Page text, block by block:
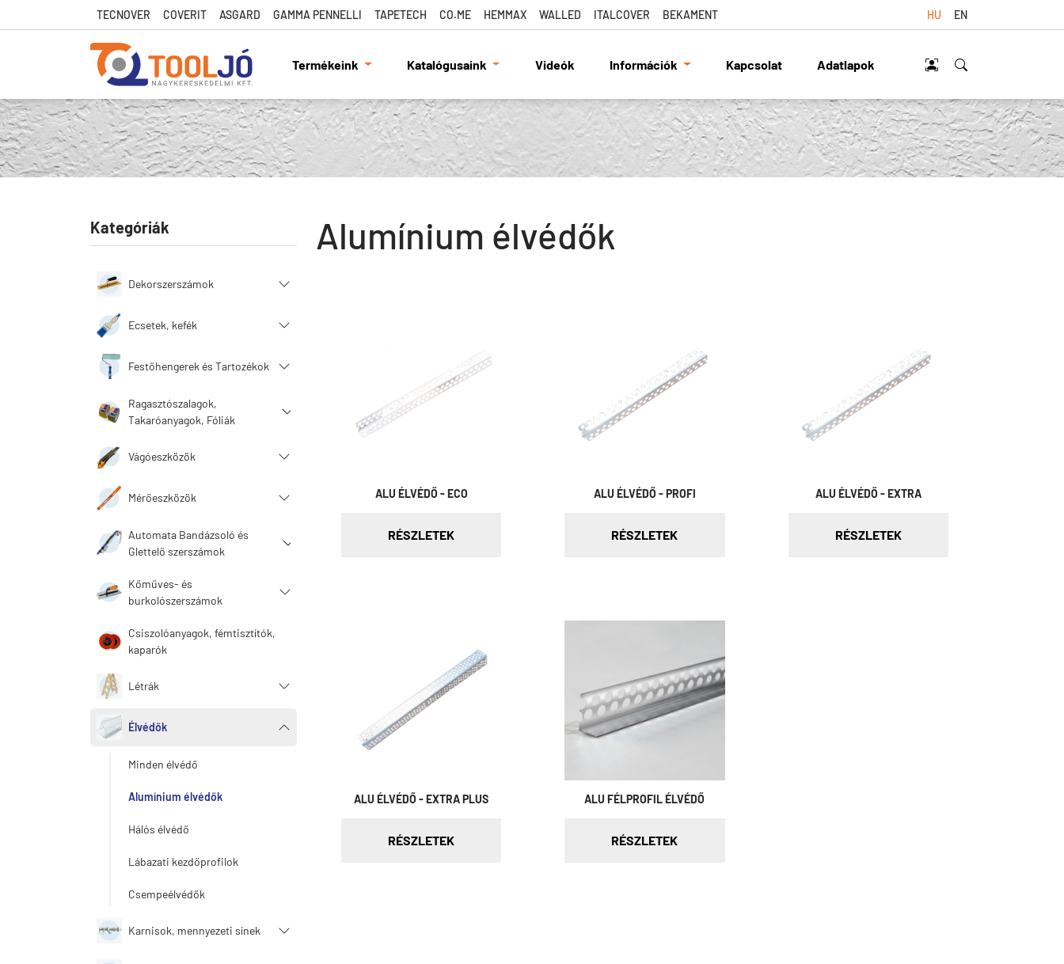
TECNOVER COVERIT ASGARD GAMMA PENNELLI TAPETECH CO.ME HEMMAX WALLED ITALCOVER BEKAMENT HU EN
Tool Jó
Termékeink Katalógusaink Videók Információk Kapcsolat Adatlapok
Kategóriák
Dekorszerszámok
Ecsetek, kefék
Festőhengerek és Tartozékok
Ragasztószalagok,
Takaróanyagok, Fóliák
Vágóeszközök
Mérőeszközök
Automata Bandázsoló és
Glettelő szerszámok
Kőműves- és
burkolószerszámok
Csiszolóanyagok, fémtisztítók,
kaparók
Létrák
Élvédők
Minden élvédő
Alumínium élvédők
Hálós élvédő
Lábazati kezdőprofilok
Csempeélvédők
Karnisok, mennyezeti sínek
Alumínium élvédők
ALU ÉLVÉDŐ - ECO
RÉSZLETEK
ALU ÉLVÉDŐ - PROFI
RÉSZLETEK
ALU ÉLVÉDŐ - EXTRA
RÉSZLETEK
ALU ÉLVÉDŐ - EXTRA PLUS
RÉSZLETEK
ALU FÉLPROFIL ÉLVÉDŐ
RÉSZLETEK